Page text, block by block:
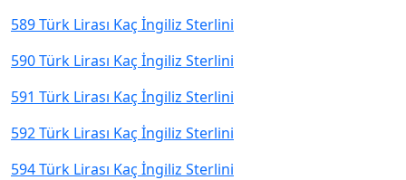
589 Türk Lirası Kaç İngiliz Sterlini
590 Türk Lirası Kaç İngiliz Sterlini
591 Türk Lirası Kaç İngiliz Sterlini
592 Türk Lirası Kaç İngiliz Sterlini
594 Türk Lirası Kaç İngiliz Sterlini